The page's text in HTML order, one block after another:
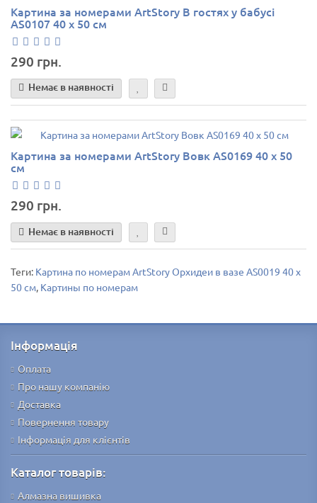
Картина за номерами ArtStory В гостях у бабусі
AS0107 40 х 50 см
290 грн.
Немає в наявності
Картина за номерами ArtStory Вовк AS0169 40 х 50
см
290 грн.
Немає в наявності
Теги: Картина по номерам ArtStory Орхидеи в вазе AS0019 40 х
50 см, Картины по номерам
Інформація
Оплата
Про нашу компанію
Доставка
Повернення товару
Інформація для клієнтів
Каталог товарів:
Алмазна вишивка